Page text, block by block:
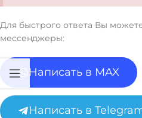
Для быстрого ответа Вы
мессенджеры:
Написать в MAX
Написать в